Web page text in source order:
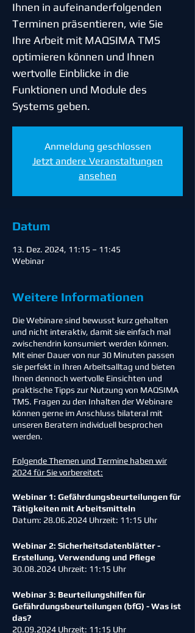
Ihnen in aufeinanderfolgenden
Terminen präsentieren, wie Sie
Ihre Arbeit mit MAQSIMA TMS
optimieren können und Ihnen
wertvolle Einblicke in die
Funktionen und Module des
Systems geben.
Anmeldung geschlossen
Jetzt andere Veranstaltungen
ansehen
Datum
13. Dez. 2024, 11:15 – 11:45
Webinar
Weitere Informationen
Die Webinare sind bewusst kurz gehalten
und nicht interaktiv, damit sie einfach mal
zwischendrin konsumiert werden können.
Mit einer Dauer von nur 30 Minuten passen
sie perfekt in Ihren Arbeitsalltag und bieten
Ihnen dennoch wertvolle Einsichten und
praktische Tipps zur Nutzung von MAQSIMA
TMS. Fragen zu den Inhalten der Webinare
können gerne im Anschluss bilateral mit
unseren Beratern individuell besprochen
werden.
Folgende Themen und Termine haben wir
2024 für Sie vorbereitet:
Webinar 1: Gefährdungsbeurteilungen für
Tätigkeiten mit Arbeitsmitteln
Datum: 28.06.2024 Uhrzeit: 11:15 Uhr
Webinar 2: Sicherheitsdatenblätter -
Erstellung, Verwendung und Pflege
30.08.2024 Uhrzeit: 11:15 Uhr
Webinar 3: Beurteilungshilfen für
Gefährdungsbeurteilungen (bfG) - Was ist
das?
20.09.2024 Uhrzeit: 11:15 Uhr